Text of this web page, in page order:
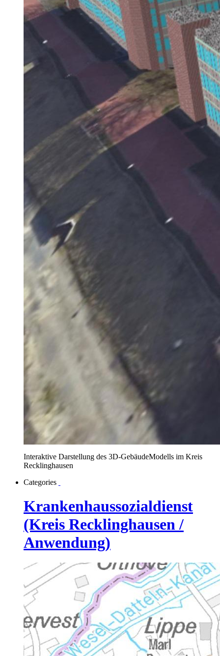
Interaktive Darstellung des 3D-GebäudeModells im Kreis
Recklinghausen
Categories
Krankenhaussozialdienst
(Kreis Recklinghausen /
Anwendung)